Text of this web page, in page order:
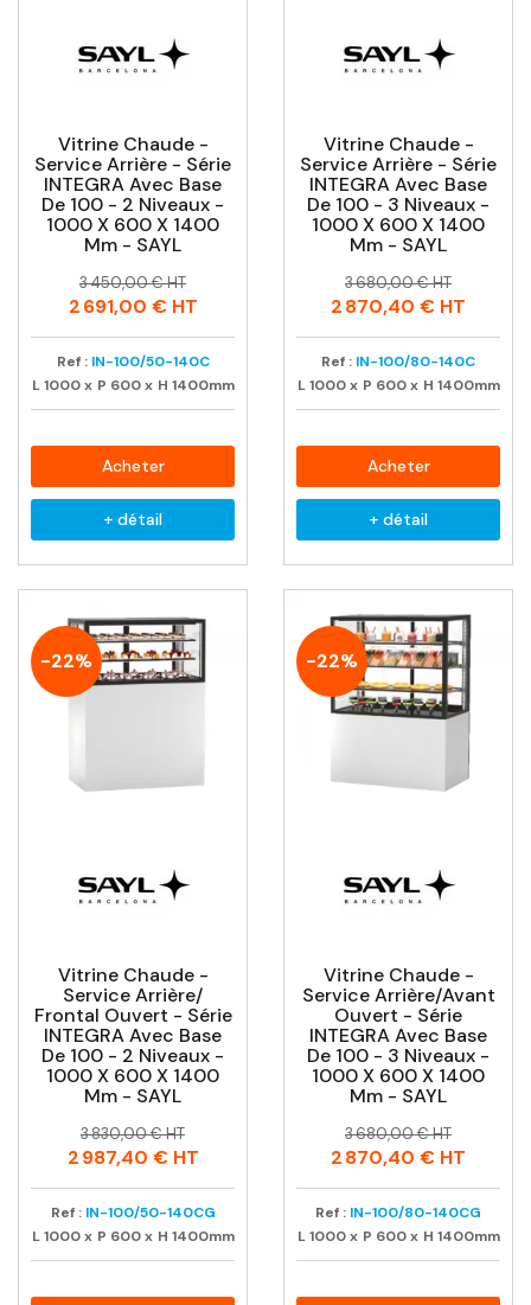
Vitrine Chaude -
Service Arrière - Série
INTEGRA Avec Base
De 100 - 2 Niveaux -
1000 X 600 X 1400
Mm - SAYL
Prix
Prix
habituel
3 450,00 € HT
2 691,00 €HT
Ref : IN-100/50-140C
L 1000 x P 600 x H 1400mm
Acheter
+ détail
Vitrine Chaude -
Service Arrière - Série
INTEGRA Avec Base
De 100 - 3 Niveaux -
1000 X 600 X 1400
Mm - SAYL
Prix
Prix
habituel
3 680,00 € HT
2 870,40 € HT
Ref : IN-100/80-140C
L 1000 x P 600 x H 1400mm
Acheter
+ détail
-22%
Vitrine Chaude -
Service Arrière/
Frontal Ouvert - Série
INTEGRA Avec Base
De 100 - 2 Niveaux -
1000 X 600 X 1400
Mm - SAYL
Prix
Prix
habituel
3 830,00 € HT
2 987,40 €HT
Ref : IN-100/50-140CG
L 1000 x P 600 x H 1400mm
-22%
Vitrine Chaude -
Service Arrière/avant
Ouvert - Série
INTEGRA Avec Base
De 100 - 3 Niveaux -
1000 X 600 X 1400
Mm - SAYL
Prix
Prix
habituel
3 680,00 € HT
2 870,40 € HT
Ref : IN-100/80-140CG
L 1000 x P 600 x H 1400mm